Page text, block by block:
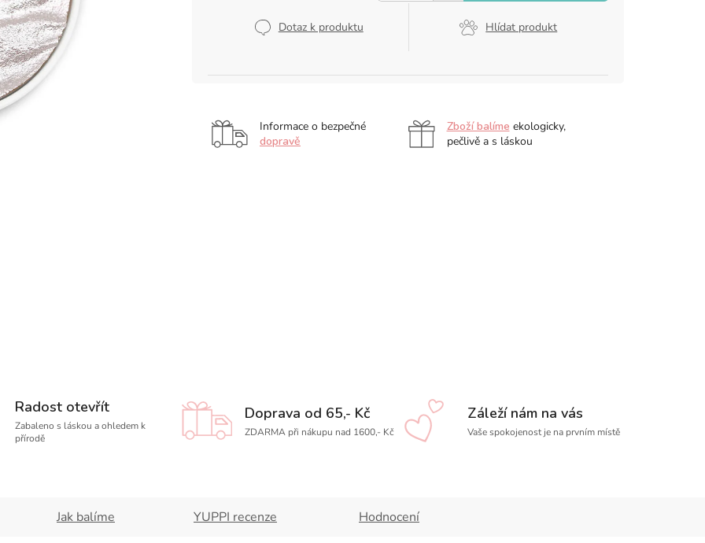
Dotaz k produktu Hlídat produkt
Informace o bezpečné
dopravě
Zboží balíme ekologicky,
pečlivě a s láskou
Radost otevřít
Zabaleno s láskou a ohledem k
přírodě
Doprava od 65,- Kč
ZDARMA při nákupu nad 1600,- Kč
Záleží nám na vás
Vaše spokojenost je na prvním místě
Jak balíme YUPPI recenze Hodnocení